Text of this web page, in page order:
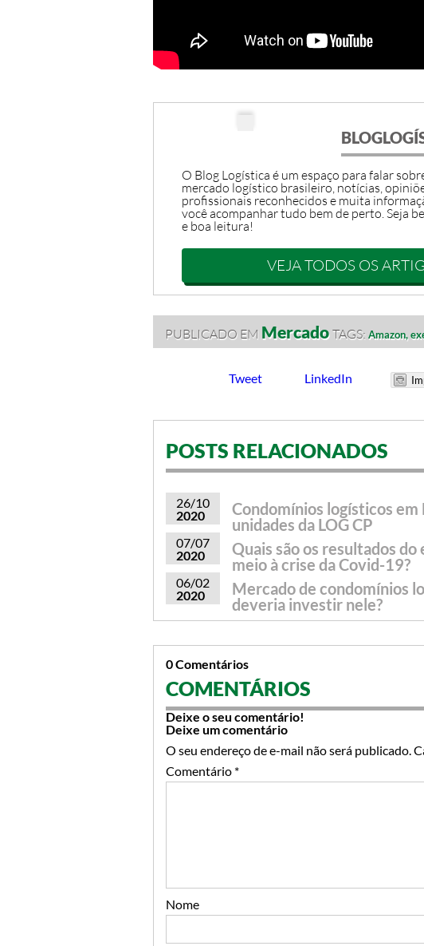
O Blog Logística é um espaço para falar
mercado logístico brasileiro, notícias,
profissionais reconhecidos e muita
você acompanhar tudo bem de perto. Seja
e boa leitura!
VEJA TODOS OS
PUBLICADO EM MercadoTAGS: Amazon,
Tweet LinkedIn
POSTS RELACIONADOS
26/10
2020
Condomínios logísticos em
unidades da LOG CP
07/07
2020
Quais são os resultados
meio à crise da Covid-19?
06/02
2020
Mercado de condomínios
deveria investir nele?
0 Comentários
COMENTÁRIOS
Deixe o seu comentário!
Deixe um comentário
O seu endereço de e-mail não será publicado.
Comentário *
Nome